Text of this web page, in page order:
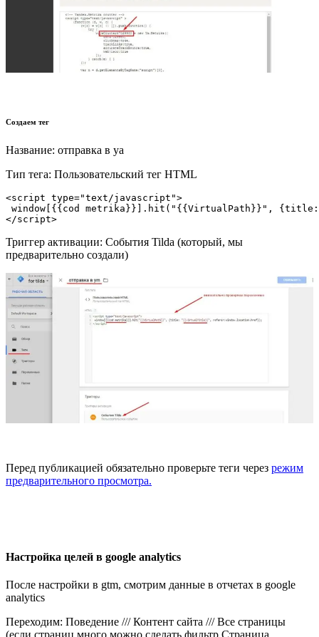
Создаем тег
Название: отправка в ya
Тип тега: Пользовательский тег HTML
<script type="text/javascript">
window[{{cod metrika}}].hit("{{VirtualPath}}",
</script>
Триггер активации: События Tilda (который, мы
предварительно создали)
Перед публикацией обязательно проверьте теги через режим
предварительного просмотра.
Настройка целей в google analytics
После настройки в gtm, смотрим данные в отчетах в google
analytics
Переходим: Поведение /// Контент сайта /// Все страницы